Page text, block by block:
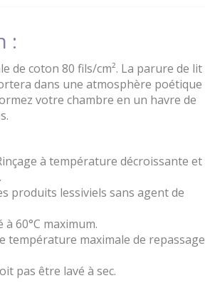
:
de coton 80 fils/cm². La parure de lit
dans une atmosphère poétique
votre chambre en un havre de
à température décroissante et
produits lessiviels sans agent de
60°C maximum.
température maximale de repassage
pas être lavé à sec.